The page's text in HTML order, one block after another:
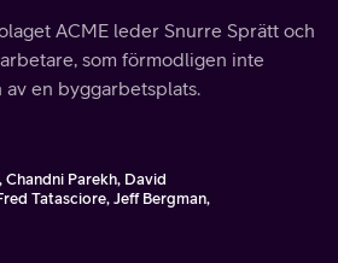
ACME leder Snurre Sprätt och
som förmodligen inte
en byggarbetsplats.
Chandni Parekh, David
Tatasciore, Jeff Bergman,